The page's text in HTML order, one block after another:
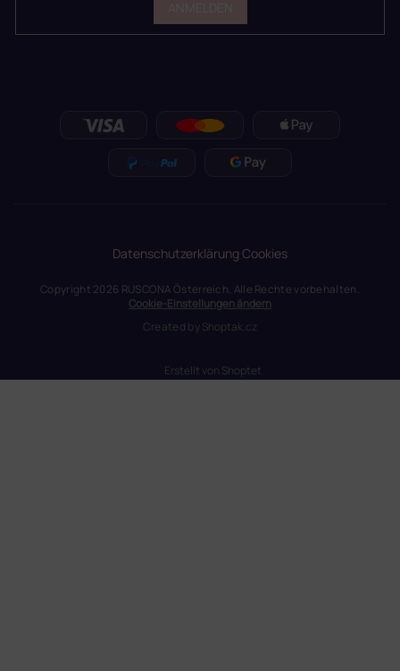
DatenschutzerklärungCookies
Erstellt von Shoptet
Copyright 2026 RUSCONA Österreich. Alle Rechte vorbehalten.
Cookie-Einstellungen ändern
Created byShoptak.cz